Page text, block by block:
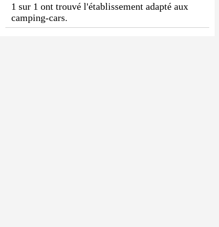
1 sur 1 ont trouvé l'établissement adapté aux
camping-cars.